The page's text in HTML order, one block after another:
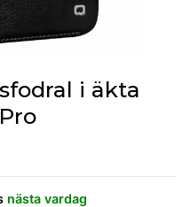
i äkta
nästa vardag